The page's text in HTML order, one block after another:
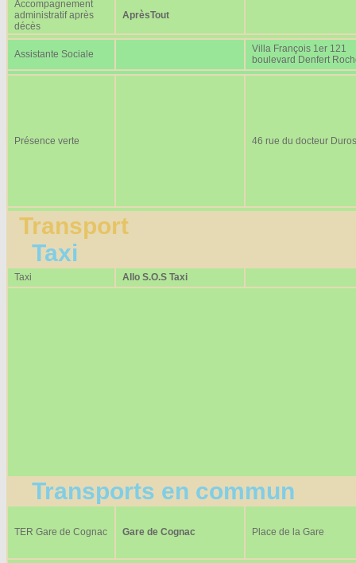
Accompagnement
administratif après
décès
AprèsTout
Assistante Sociale
Villa François 1er 121
boulevard Denfert
Présence verte 46 rue du docteur
Transport
Taxi
Taxi Allo S.O.S Taxi
Transports en commun
TER Gare de Cognac Gare de Cognac Place de la Gare